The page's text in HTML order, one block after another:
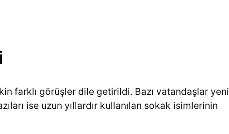
farklı görüşler dile getirildi. Bazı vatandaşlar yeni
ise uzun yıllardır kullanılan sokak isimlerinin